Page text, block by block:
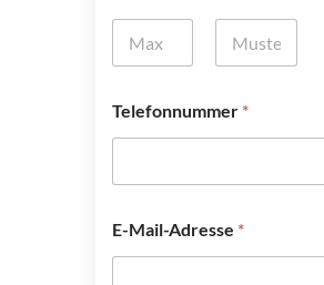
Telefonnummer *
E
-
E-Mail-Adresse *